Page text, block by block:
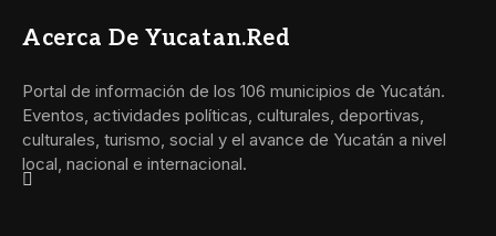
Acerca De Yucatan.red
Portal de información de los 106 municipios de Yucatán.
Eventos, actividades políticas, culturales, deportivas,
culturales, turismo, social y el avance de Yucatán a nivel
local, nacional e internacional.